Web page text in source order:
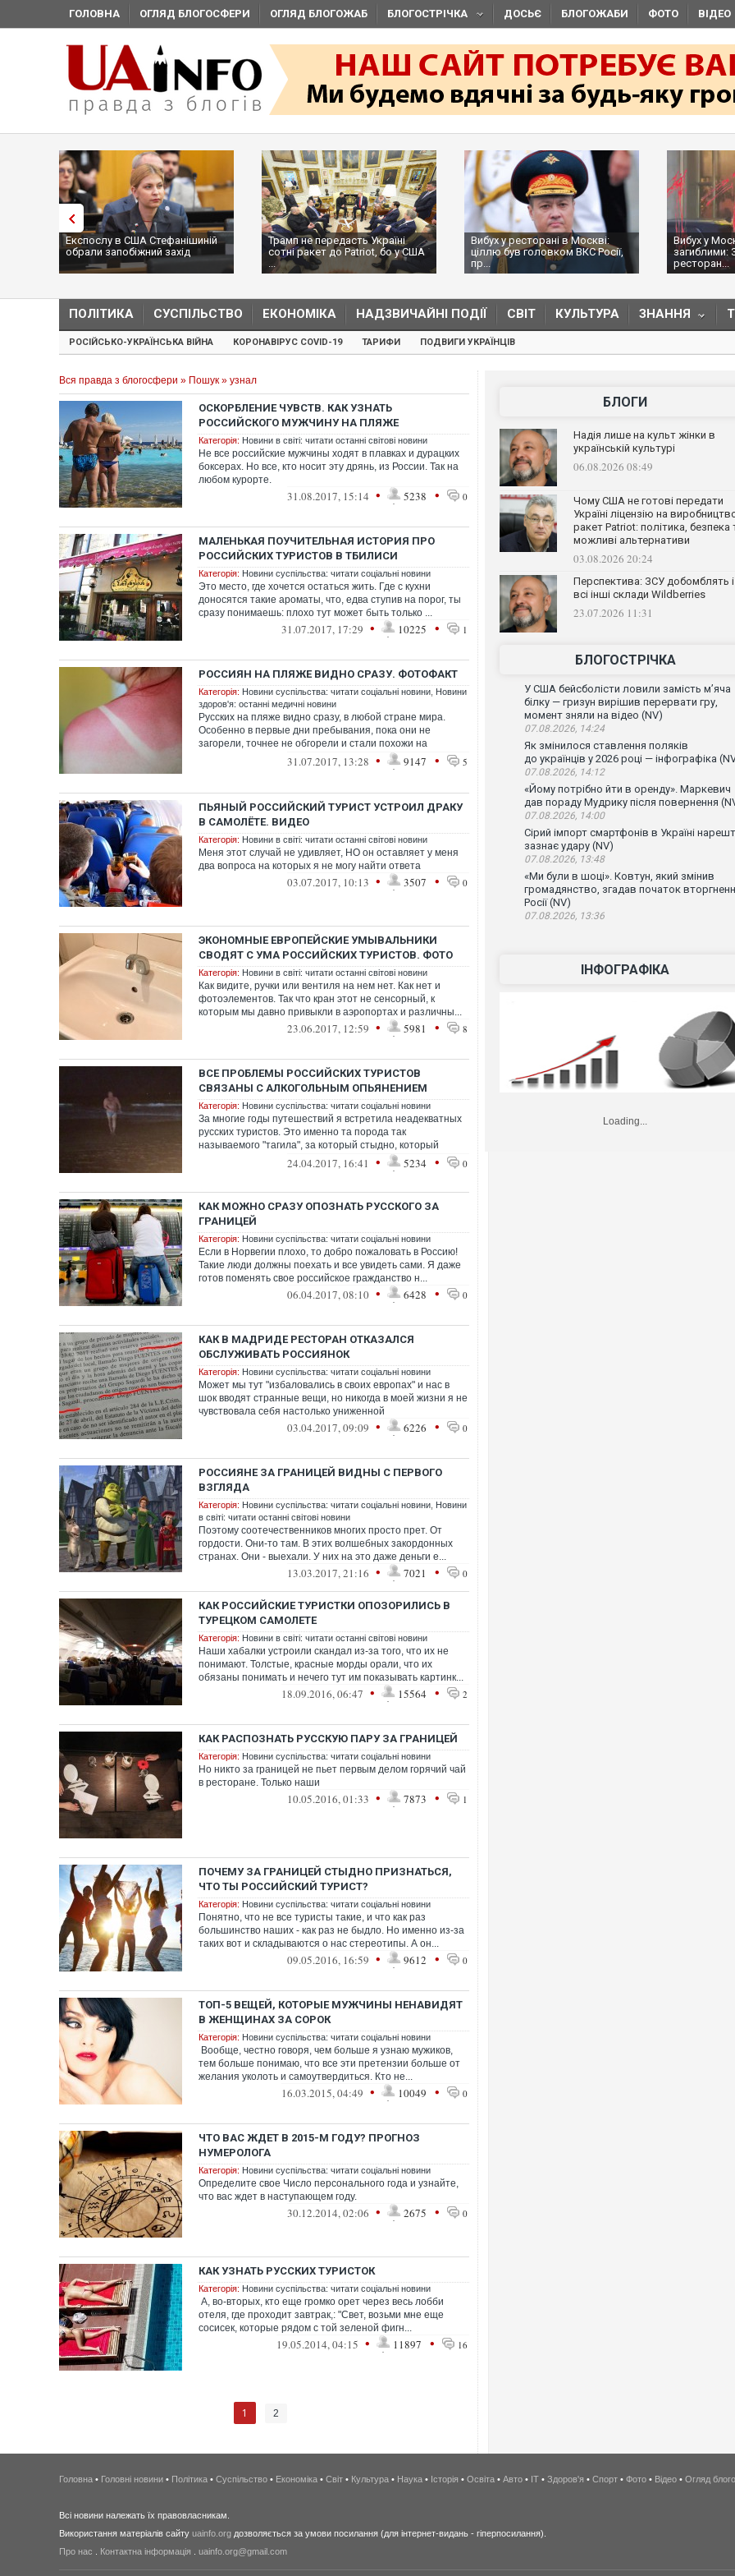
ГОЛОВНА ОГЛЯД БЛОГОСФЕРИ ОГЛЯД БЛОГОЖАБ БЛОГОСТРІЧКА ДОСЬЄ БЛОГОЖАБИ ФОТО ВІДЕО
Експослу в США Стефанішиній
обрали запобіжний захід
Трамп не передасть Україні
сотні ракет до Patriot, бо у США
...
Вибух у ресторані в Москві:
ціллю був головком ВКС Росії,
пр...
Вибух у
загиблими:
ресторан...
ПОЛІТИКА СУСПІЛЬСТВО ЕКОНОМІКА НАДЗВИЧАЙНІ ПОДІЇ СВІТ КУЛЬТУРА ЗНАННЯ
РОСІЙСЬКО-УКРАЇНСЬКА ВІЙНА КОРОНАВІРУС COVID-19 ТАРИФИ ПОДВИГИ УКРАЇНЦІВ
Вся правда з блогосфери » Пошук » узнал
ОСКОРБЛЕНИЕ ЧУВСТВ. КАК УЗНАТЬ
РОССИЙСКОГО МУЖЧИНУ НА ПЛЯЖЕ
Категорія: Новини в світі: читати останні світові новини
Не все российские мужчины ходят в плавках и дурацких
боксерах. Но все, кто носит эту дрянь, из России. Так на
любом курорте.
31.08.2017, 15:14 • 5238 • 0
МАЛЕНЬКАЯ ПОУЧИТЕЛЬНАЯ ИСТОРИЯ ПРО
РОССИЙСКИХ ТУРИСТОВ В ТБИЛИСИ
Категорія: Новини суспільства: читати соціальні новини
Это место, где хочется остаться жить. Где с кухни
доносятся такие ароматы, что, едва ступив на порог, ты
сразу понимаешь: плохо тут может быть только ...
31.07.2017, 17:29 • 10225 • 1
РОССИЯН НА ПЛЯЖЕ ВИДНО СРАЗУ. ФОТОФАКТ
Категорія: Новини суспільства: читати соціальні новини Новини
здоров'я: останні медичні новини
Русских на пляже видно сразу, в любой стране мира.
Особенно в первые дни пребывания, пока они не
загорели, точнее не обгорели и стали похожи на
31.07.2017, 13:28 • 9147 • 5
ПЬЯНЫЙ РОССИЙСКИЙ ТУРИСТ УСТРОИЛ ДРАКУ
В САМОЛЁТЕ. ВИДЕО
Категорія: Новини в світі: читати останні світові новини
Меня этот случай не удивляет, НО он оставляет у меня
два вопроса на которых я не могу найти ответа
03.07.2017, 10:13 • 3507 • 0
ЭКОНОМНЫЕ ЕВРОПЕЙСКИЕ УМЫВАЛЬНИКИ
СВОДЯТ С УМА РОССИЙСКИХ ТУРИСТОВ. ФОТО
Категорія: Новини в світі: читати останні світові новини
Как видите, ручки или вентиля на нем нет. Как нет и
фотоэлементов. Так что кран этот не сенсорный, к
которым мы давно привыкли в аэропортах и различны...
23.06.2017, 12:59 • 5981 • 8
ВСЕ ПРОБЛЕМЫ РОССИЙСКИХ ТУРИСТОВ
СВЯЗАНЫ С АЛКОГОЛЬНЫМ ОПЬЯНЕНИЕМ
Категорія: Новини суспільства: читати соціальні новини
За многие годы путешествий я встретила неадекватных
русских туристов. Это именно та порода так
называемого "тагила", за который стыдно, который
24.04.2017, 16:41 • 5234 • 0
КАК МОЖНО СРАЗУ ОПОЗНАТЬ РУССКОГО ЗА
ГРАНИЦЕЙ
Категорія: Новини суспільства: читати соціальні новини
Если в Норвегии плохо, то добро пожаловать в Россию!
Такие люди должны поехать и все увидеть сами. Я даже
готов поменять свое российское гражданство н...
06.04.2017, 08:10 • 6428 • 0
КАК В МАДРИДЕ РЕСТОРАН ОТКАЗАЛСЯ
ОБСЛУЖИВАТЬ РОССИЯНОК
Категорія: Новини суспільства: читати соціальні новини
Может мы тут "избаловались в своих европах" и нас в
шок вводят странные вещи, но никогда в моей жизни я не
чувствовала себя настолько униженной
03.04.2017, 09:09 • 6226 • 0
РОССИЯНЕ ЗА ГРАНИЦЕЙ ВИДНЫ С ПЕРВОГО
ВЗГЛЯДА
Категорія: Новини суспільства: читати соціальні новини Новини
в світі: читати останні світові новини
Поэтому соотечественников многих просто прет. От
гордости. Они-то там. В этих волшебных закордонных
странах. Они - выехали. У них на это даже деньги е...
13.03.2017, 21:16 • 7021 • 0
КАК РОССИЙСКИЕ ТУРИСТКИ ОПОЗОРИЛИСЬ В
ТУРЕЦКОМ САМОЛЕТЕ
Категорія: Новини в світі: читати останні світові новини
Наши хабалки устроили скандал из-за того, что их не
понимают. Толстые, красные морды орали, что их
обязаны понимать и нечего тут им показывать картинк...
18.09.2016, 06:47 • 15564 • 2
КАК РАСПОЗНАТЬ РУССКУЮ ПАРУ ЗА ГРАНИЦЕЙ
Категорія: Новини суспільства: читати соціальні новини
Но никто за границей не пьет первым делом горячий чай
в ресторане. Только наши
10.05.2016, 01:33 • 7873 • 1
ПОЧЕМУ ЗА ГРАНИЦЕЙ СТЫДНО ПРИЗНАТЬСЯ,
ЧТО ТЫ РОССИЙСКИЙ ТУРИСТ?
Категорія: Новини суспільства: читати соціальні новини
Понятно, что не все туристы такие, и что как раз
большинство наших - как раз не быдло. Но именно из-за
таких вот и складываются о нас стереотипы. А он...
09.05.2016, 16:59 • 9612 • 0
ТОП-5 ВЕЩЕЙ, КОТОРЫЕ МУЖЧИНЫ НЕНАВИДЯТ
В ЖЕНЩИНАХ ЗА СОРОК
Категорія: Новини суспільства: читати соціальні новини
Вообще, честно говоря, чем больше я узнаю мужиков,
тем больше понимаю, что все эти претензии больше от
желания уколоть и самоутвердиться. Кто не...
16.03.2015, 04:49 • 10049 • 0
ЧТО ВАС ЖДЕТ В 2015-М ГОДУ? ПРОГНОЗ
НУМЕРОЛОГА
Категорія: Новини суспільства: читати соціальні новини
Определите свое Число персонального года и узнайте,
что вас ждет в наступающем году.
30.12.2014, 02:06 • 2675 • 0
КАК УЗНАТЬ РУССКИХ ТУРИСТОК
Категорія: Новини суспільства: читати соціальні новини
А, во-вторых, кто еще громко орет через весь лобби
отеля, где проходит завтрак,: "Свет, возьми мне еще
сосисек, которые рядом с той зеленой фигн...
19.05.2014, 04:15 • 11897 • 16
1 2
БЛОГИ
Надія лише на культ жінки в
українській культурі
06.08.2026 08:49
Чому США не готові передати
Україні ліцензію на
ракет Patriot: політика, безпека
можливі альтернативи
03.08.2026 20:24
Перспектива: ЗСУ добомблять і
всі інші склади Wildberries
23.07.2026 11:31
БЛОГОСТРІЧКА
У США бейсболісти ловили замість м’яча
білку — гризун вирішив перервати гру,
момент зняли на відео (NV)
07.08.2026, 14:24
Як змінилося ставлення поляків
до українців у 2026 році — інфографіка
07.08.2026, 14:12
«Йому потрібно йти в оренду». Маркевич
дав пораду Мудрику після повернення
07.08.2026, 14:00
Сірий імпорт смартфонів в Україні
зазнає удару (NV)
07.08.2026, 13:48
«Ми були в шоці». Ковтун, який змінив
громадянство, згадав початок
Росії (NV)
07.08.2026, 13:36
ІНФОГРАФІКА
Loading...
Ворог завдав
двоє поранених. Ще
після атаки БПЛА по ринку
В окупованій Ялті
порт: над містом навис
Головна • Головні новини • Політика • Суспільство • Економіка • Світ • Культура • Наука • Історія • Освіта • Авто • IT • Здоров'я • Спорт • Фото • Відео • Огляд
Всі новини належать їх правовласникам.
Використання матеріалів сайту uainfo.org дозволяється за умови посилання (для інтернет-видань - гіперпосилання).
Про нас
Контактна інформація uainfo.org@gmail.com